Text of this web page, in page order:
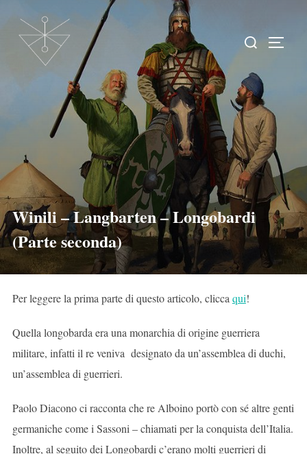
Winili – Langbarten – Longobardi
(Parte seconda)
Per leggere la prima parte di questo articolo, clicca qui!
Quella longobarda era una monarchia di origine guerriera
militare, infatti il re veniva designato da un’assemblea di duchi,
un’assemblea di guerrieri.
Paolo Diacono ci racconta che re Alboino portò con sé altre genti
germaniche come i Sassoni – chiamati per la conquista dell’Italia.
Inoltre, al seguito dei Longobardi c’erano molti guerrieri di